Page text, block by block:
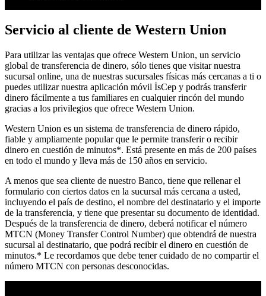
Servicio al cliente de Western Union
Para utilizar las ventajas que ofrece Western Union, un servicio
global de transferencia de dinero, sólo tienes que visitar nuestra
sucursal online, una de nuestras sucursales físicas más cercanas a ti o
puedes utilizar nuestra aplicación móvil İsCep y podrás transferir
dinero fácilmente a tus familiares en cualquier rincón del mundo
gracias a los privilegios que ofrece Western Union.
Western Union es un sistema de transferencia de dinero rápido,
fiable y ampliamente popular que le permite transferir o recibir
dinero en cuestión de minutos*. Está presente en más de 200 países
en todo el mundo y lleva más de 150 años en servicio.
A menos que sea cliente de nuestro Banco, tiene que rellenar el
formulario con ciertos datos en la sucursal más cercana a usted,
incluyendo el país de destino, el nombre del destinatario y el importe
de la transferencia, y tiene que presentar su documento de identidad.
Después de la transferencia de dinero, deberá notificar el número
MTCN (Money Transfer Control Number) que obtendrá de nuestra
sucursal al destinatario, que podrá recibir el dinero en cuestión de
minutos.* Le recordamos que debe tener cuidado de no compartir el
número MTCN con personas desconocidas.